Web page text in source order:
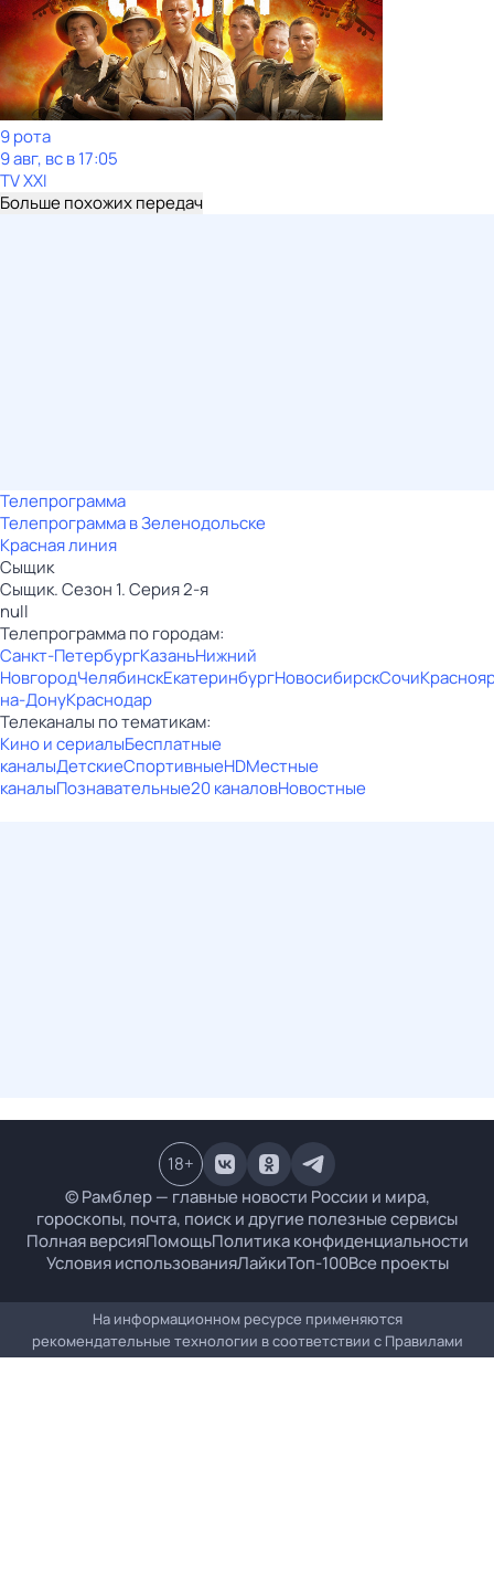
9 рота
9 авг, вс в 17:05
TV XXI
Больше похожих передач
Телепрограмма
Телепрограмма в Зеленодольске
Красная линия
Сыщик
Сыщик. Сезон 1. Серия 2-я
null
Телепрограмма по городам:
Санкт-ПетербургКазаньНижний
НовгородЧелябинскЕкатеринбургНовосибирскСочи
на-ДонуКраснодар
Телеканалы по тематикам:
Кино и сериалыБесплатные
каналыДетскиеСпортивныеHDМестные
каналыПознавательные20 каналовНовостные
© Рамблер — главные новости России и мира,
гороскопы, почта, поиск и другие полезные сервисы
Полная версияПомощьПолитика конфиденциальности
Условия использованияЛайкиТоп-100Все проекты
18+
На информационном ресурсе применяются
рекомендательные технологии в соответствии с Правилами